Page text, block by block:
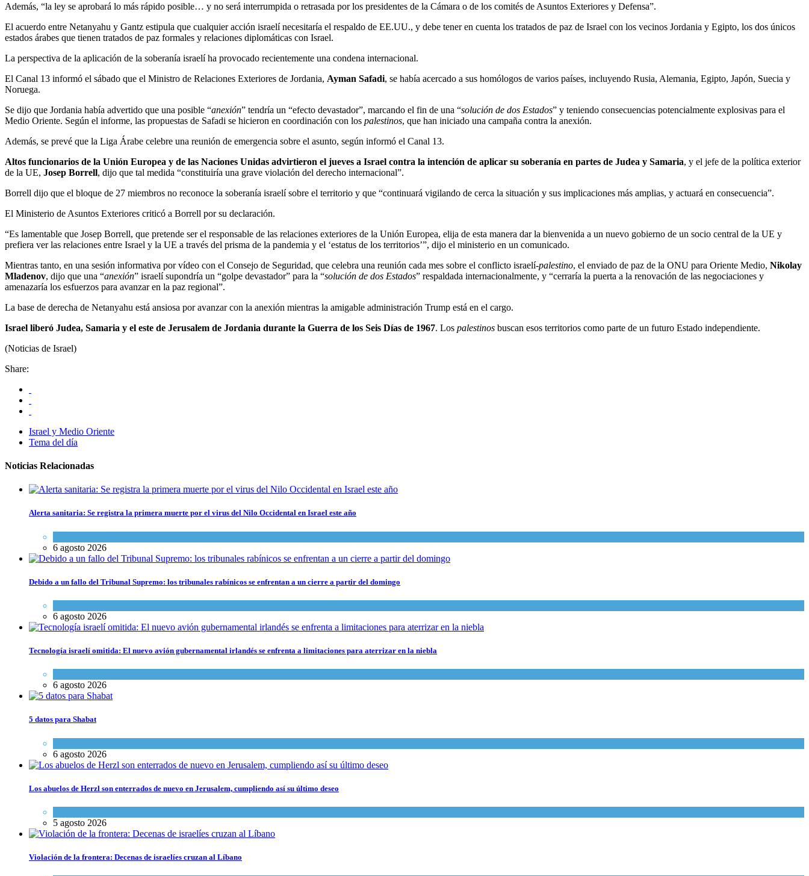
Además, “la ley se aprobará lo más rápido posible… y no será interrumpida o retrasada por los presidentes de la Cámara o de los comités de Asuntos Exteriores y Defensa”.
El acuerdo entre Netanyahu y Gantz estipula que cualquier acción israelí necesitaría el respaldo de EE.UU., y debe tener en cuenta los tratados de paz de Israel con los vecinos Jordania y Egipto, los dos únicos
estados árabes que tienen tratados de paz formales y relaciones diplomáticas con Israel.
La perspectiva de la aplicación de la soberanía israelí ha provocado recientemente una condena internacional.
El Canal 13 informó el sábado que el Ministro de Relaciones Exteriores de Jordania, Ayman Safadi, se había acercado a sus homólogos de varios países, incluyendo Rusia, Alemania, Egipto, Japón, Suecia y
Noruega.
Se dijo que Jordania había advertido que una posible “anexión” tendría un “efecto devastador”, marcando el fin de una “solución de dos Estados” y teniendo consecuencias potencialmente explosivas para el
Medio Oriente. Según el informe, las propuestas de Safadi se hicieron en coordinación con los palestinos, que han iniciado una campaña contra la anexión.
Además, se prevé que la Liga Árabe celebre una reunión de emergencia sobre el asunto, según informó el Canal 13.
Altos funcionarios de la Unión Europea y de las Naciones Unidas advirtieron el jueves a Israel contra la intención de aplicar su soberanía en partes de Judea y Samaria, y el jefe de la política exterior
de la UE, Josep Borrell, dijo que tal medida “constituiría una grave violación del derecho internacional”.
Borrell dijo que el bloque de 27 miembros no reconoce la soberanía israelí sobre el territorio y que “continuará vigilando de cerca la situación y sus implicaciones más amplias, y actuará en consecuencia”.
El Ministerio de Asuntos Exteriores criticó a Borrell por su declaración.
“Es lamentable que Josep Borrell, que pretende ser el responsable de las relaciones exteriores de la Unión Europea, elija de esta manera dar la bienvenida a un nuevo gobierno de un socio central de la UE y
prefiera ver las relaciones entre Israel y la UE a través del prisma de la pandemia y el ‘estatus de los territorios’”, dijo el ministerio en un comunicado.
Mientras tanto, en una sesión informativa por vídeo con el Consejo de Seguridad, que celebra una reunión cada mes sobre el conflicto israelí-palestino, el enviado de paz de la ONU para Oriente Medio, Nikolay
Mladenov, dijo que una “anexión” israelí supondría un “golpe devastador” para la “solución de dos Estados” respaldada internacionalmente, y “cerraría la puerta a la renovación de las negociaciones y
amenazaría los esfuerzos para avanzar en la paz regional”.
La base de derecha de Netanyahu está ansiosa por avanzar con la anexión mientras la amigable administración Trump está en el cargo.
Israel liberó Judea, Samaria y el este de Jerusalem de Jordania durante la Guerra de los Seis Días de 1967. Los palestinos buscan esos territorios como parte de un futuro Estado independiente.
(Noticias de Israel)
Share:
Israel y Medio Oriente
Tema del día
Noticias Relacionadas
Alerta sanitaria: Se registra la primera muerte por el virus del Nilo Occidental en Israel este año
6 agosto 2026
Debido a un fallo del Tribunal Supremo: los tribunales rabínicos se enfrentan a un cierre a partir del domingo
6 agosto 2026
Tecnología israelí omitida: El nuevo avión gubernamental irlandés se enfrenta a limitaciones para aterrizar en la niebla
6 agosto 2026
5 datos para Shabat
6 agosto 2026
Los abuelos de Herzl son enterrados de nuevo en Jerusalem, cumpliendo así su último deseo
5 agosto 2026
Violación de la frontera: Decenas de israelíes cruzan al Líbano